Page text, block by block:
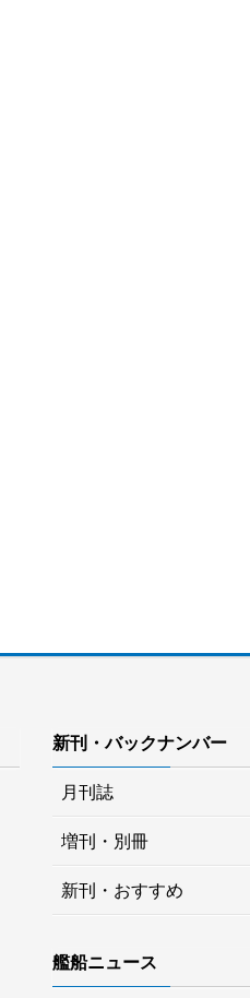
新刊・バックナンバー
月刊誌
増刊・別冊
新刊・おすすめ
艦船ニュース